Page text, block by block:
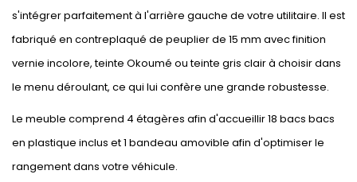
s'intégrer parfaitement à l'arrière gauche de votre utilitaire. Il est
fabriqué en contreplaqué de peuplier de 15 mm avec finition
vernie incolore, teinte Okoumé ou teinte gris clair à choisir dans
le menu déroulant, ce qui lui confère une grande robustesse.
Le meuble comprend 4 étagères afin d'accueillir 18 bacs bacs
en plastique inclus et 1 bandeau amovible afin d'optimiser le
rangement dans votre véhicule.